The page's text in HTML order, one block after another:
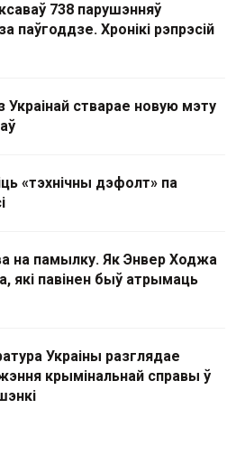
738 парушэнняў
паўгоддзе. Хронікі рэпрэсій
стварае новую мэту
«тэхнічны дэфолт» па
на памылку. Як Энвер Ходжа
які павінен быў атрымаць
Украіны разглядае
крымінальнай справы ў